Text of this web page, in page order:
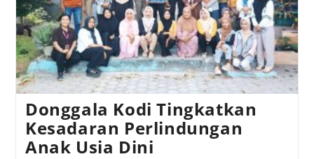
Donggala Kodi Tingkatkan
Kesadaran Perlindungan
Anak Usia Dini